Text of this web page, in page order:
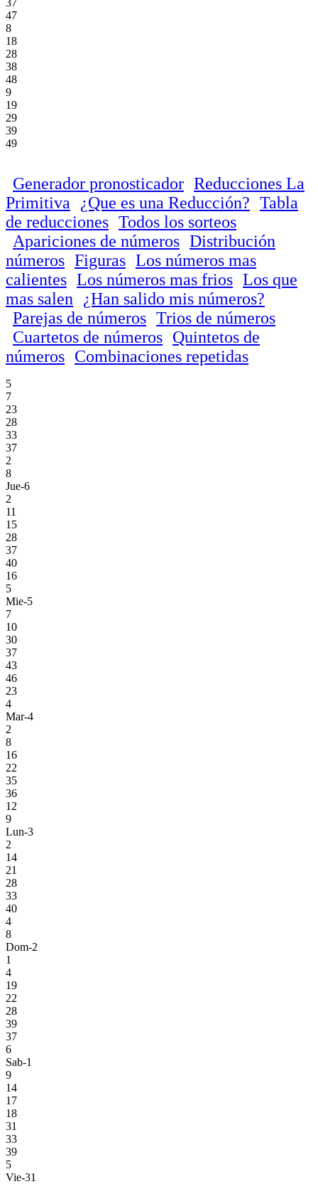
47
8
18
28
38
48
9
19
29
39
49
Generador pronosticador Reducciones La
Primitiva
¿Que es una Reducción? Tabla
de reducciones Todos los sorteos
Apariciones de números Distribución
números Figuras Los números mas
calientes Los números mas frios Los que
mas salen
¿Han salido mis números?
Parejas de números Trios de números
Cuartetos de números Quintetos de
números Combinaciones repetidas
5
7
23
28
33
37
2
8
Jue-6
2
11
15
28
37
40
16
5
Mie-5
7
10
30
37
43
46
23
4
Mar-4
2
8
16
22
35
36
12
9
Lun-3
2
14
21
28
33
40
4
8
Dom-2
1
4
19
22
28
39
37
6
Sab-1
9
14
17
18
31
33
39
5
Vie-31